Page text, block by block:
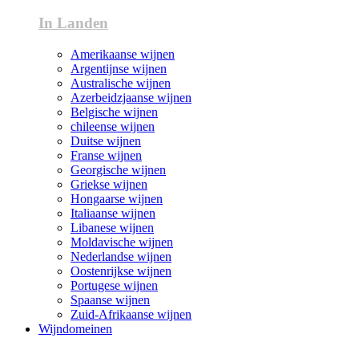
In Landen
Amerikaanse wijnen
Argentijnse wijnen
Australische wijnen
Azerbeidzjaanse wijnen
Belgische wijnen
chileense wijnen
Duitse wijnen
Franse wijnen
Georgische wijnen
Griekse wijnen
Hongaarse wijnen
Italiaanse wijnen
Libanese wijnen
Moldavische wijnen
Nederlandse wijnen
Oostenrijkse wijnen
Portugese wijnen
Spaanse wijnen
Zuid-Afrikaanse wijnen
Wijndomeinen